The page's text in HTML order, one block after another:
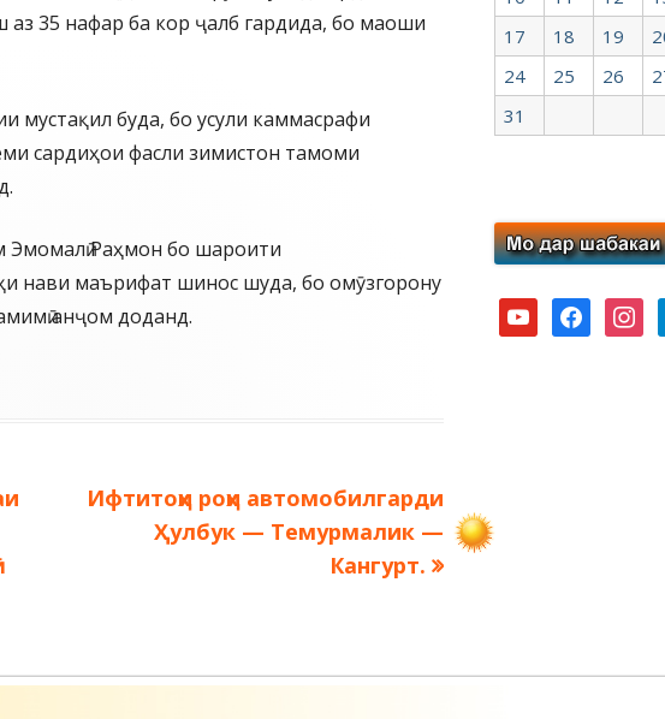
35 нафар ба кор ҷалб гардида, бо маоши
мустақил буда, бо усули каммасрафи
сардиҳои фасли зимистон тамоми
Раҳмон бо шароити
нави маърифат шинос шуда, бо омӯзгорону
анҷом доданд.
Следующая
запись:
Ифтитоҳи роҳи автомобилгарди
Ҳулбук — Темурмалик —
Кангурт.
17
18 19
24
25 26
31
youtubefacebook